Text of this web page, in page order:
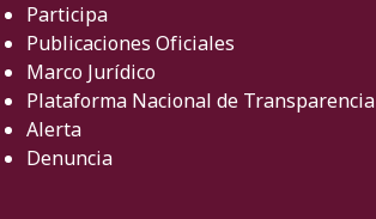
Participa
Publicaciones Oficiales
Marco Jurídico
Plataforma Nacional de Transparencia
Alerta
Denuncia